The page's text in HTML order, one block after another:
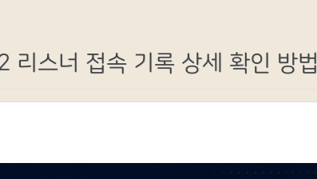
리스너 접속 기록 상세 확인 방법